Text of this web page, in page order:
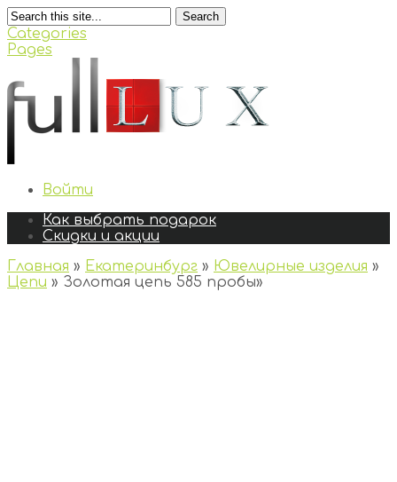
Search
Categories
Pages
Войти
Как выбрать подарок
Скидки и акции
Главная » Екатеринбург » Ювелирные изделия »
Цепи » Золотая цепь 585 пробы»